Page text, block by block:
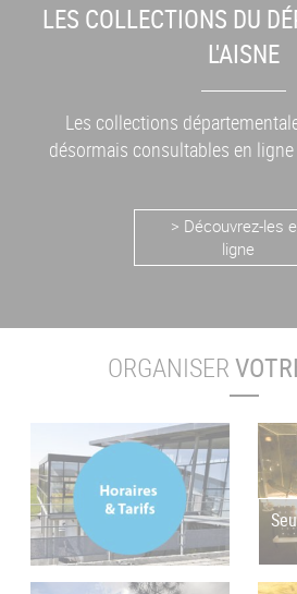
LES COLLECTIONS DU
L'AISNE
Les collections
désormais consultables en
> Découvrez-les
ligne
ORGANISER